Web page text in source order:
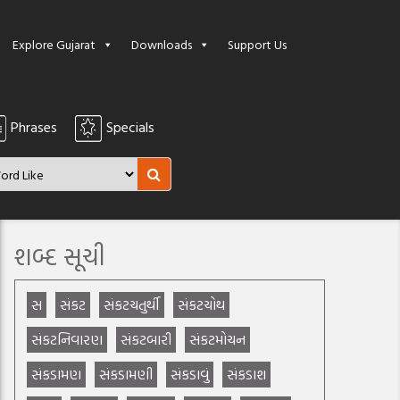
Explore Gujarat Downloads Support Us
Phrases Specials
શબ્દ સૂચી
સ સંકટ સંકટચતુર્થી
સંકટચોથ
સંકટનિવારણ
સંકટબારી
સંકટમોચન
સંકડામણ
સંકડામણી સંકડાવું
સંકડાશ